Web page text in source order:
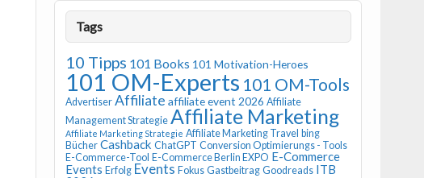
Tags
10 Tipps 101 Books 101 Motivation-Heroes
101 OM-Experts 101 OM-Tools
Advertiser Affiliate affiliate event 2026 Affiliate
Management Strategie Affiliate Marketing
Affiliate Marketing Strategie Affiliate Marketing Travel bing
Bücher Cashback ChatGPT Conversion Optimierungs - Tools
E-Commerce-Tool E-Commerce Berlin EXPO E-Commerce
Events Erfolg Events Fokus Gastbeitrag Goodreads ITB